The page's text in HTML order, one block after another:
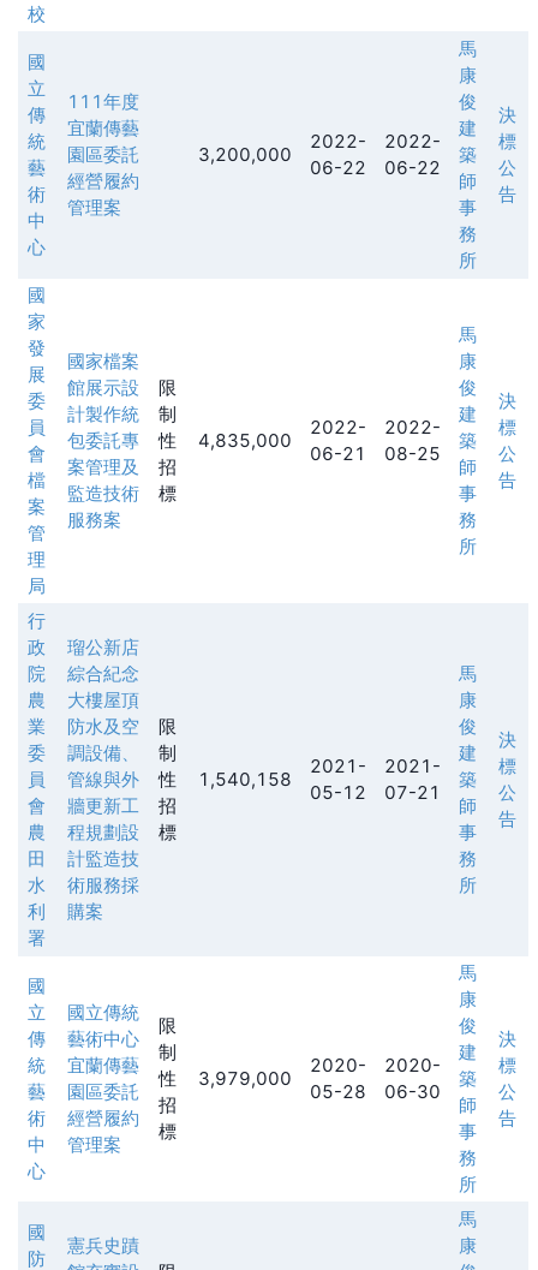
校
國
立
傳
統
藝
術
中
心
111年度
宜蘭傳藝
園區委託
經營履約
管理案
3,200,000
2022-
06-22
2022-
06-22
馬
康
俊
建
築
師
事
務
所
決
標
公
告
國
家
發
展
委
員
會
檔
案
管
理
局
國家檔案
館展示設
計製作統
包委託專
案管理及
監造技術
服務案
限
制
性
招
標
4,835,000
2022-
06-21
2022-
08-25
馬
康
俊
建
築
師
事
務
所
決
標
公
告
行
政
院
農
業
委
員
會
農
田
水
利
署
瑠公新店
綜合紀念
大樓屋頂
防水及空
調設備、
管線與外
牆更新工
程規劃設
計監造技
術服務採
購案
限
制
性
招
標
1,540,158
2021-
05-12
2021-
07-21
馬
康
俊
建
築
師
事
務
所
決
標
公
告
國
立
傳
統
藝
術
中
心
國立傳統
藝術中心
宜蘭傳藝
園區委託
經營履約
管理案
限
制
性
招
標
3,979,000
2020-
05-28
2020-
06-30
馬
康
俊
建
築
師
事
務
所
決
標
公
告
國
防
憲兵史蹟
馬
康